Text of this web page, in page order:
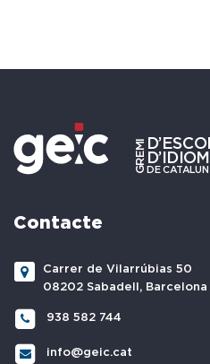
Contacte
Carrer de Vilarrúbias 50
08202 Sabadell, Barcelona
938 582 744
info@geic.cat